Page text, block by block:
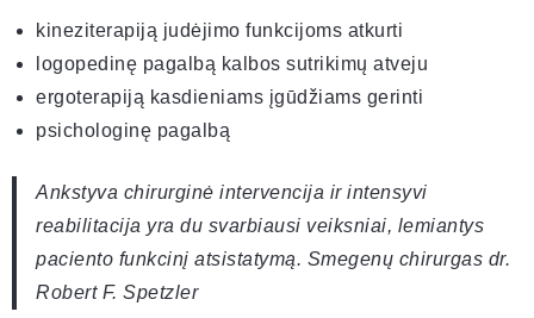
kineziterapiją judėjimo funkcijoms atkurti
logopedinę pagalbą kalbos sutrikimų atveju
ergoterapiją kasdieniams įgūdžiams gerinti
psichologinę pagalbą
Ankstyva chirurginė intervencija ir intensyvi
reabilitacija yra du svarbiausi veiksniai, lemiantys
paciento funkcinį atsistatymą. Smegenų chirurgas dr.
Robert F. Spetzler